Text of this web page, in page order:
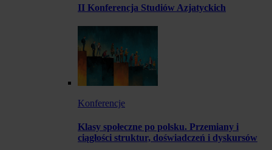
II Konferencja Studiów Azjatyckich
Konferencje
Klasy społeczne po polsku. Przemiany i
ciągłości struktur, doświadczeń i dyskursów